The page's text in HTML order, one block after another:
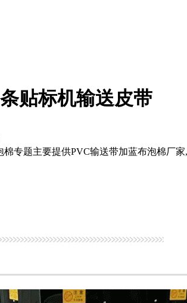
贴标机输送皮带
专题主要提供PVC输送带加蓝布泡棉厂